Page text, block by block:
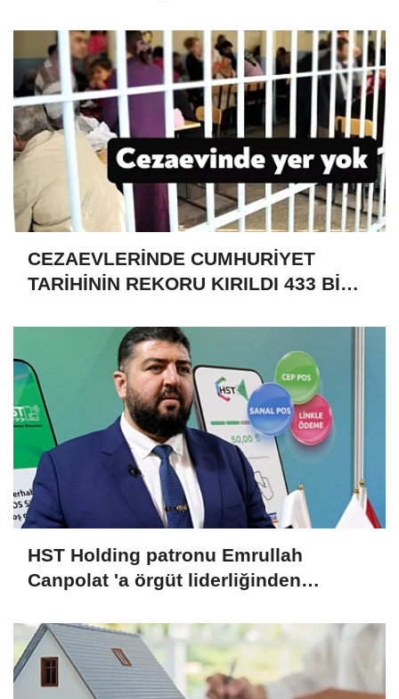
CEZAEVLERİNDE CUMHURİYET
TARİHİNİN REKORU KIRILDI 433 BİN
HST Holding patronu Emrullah
Canpolat 'a örgüt liderliğinden
malvarlığına el konuldu